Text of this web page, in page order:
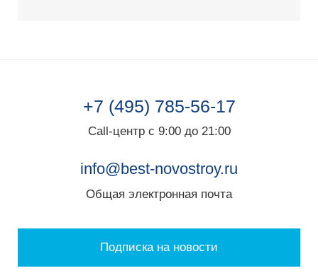
+7 (495) 785-56-17
Call-центр с 9:00 до 21:00
info@best-novostroy.ru
Общая электронная почта
Подписка на новости